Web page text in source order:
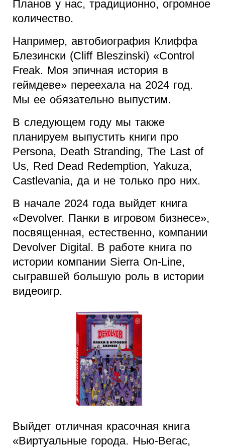
Планов у нас, традиционно, огромное
количество.
Например, автобиография Клиффа
Блезински (Cliff Bleszinski) «Control
Freak. Моя эпичная история в
геймдеве» переехала на 2024 год.
Мы ее обязательно выпустим.
В следующем году мы также
планируем выпустить книги про
Persona, Death Stranding, The Last of
Us, Red Dead Redemption, Yakuza,
Castlevania, да и не только про них.
В начале 2024 года выйдет книга
«Devolver. Панки в игровом бизнесе»,
посвященная, естественно, компании
Devolver Digital. В работе книга по
истории компании Sierra On-Line,
сыгравшей большую роль в истории
видеоигр.
Выйдет отличная красочная книга
«Виртуальные города. Нью-Вегас,